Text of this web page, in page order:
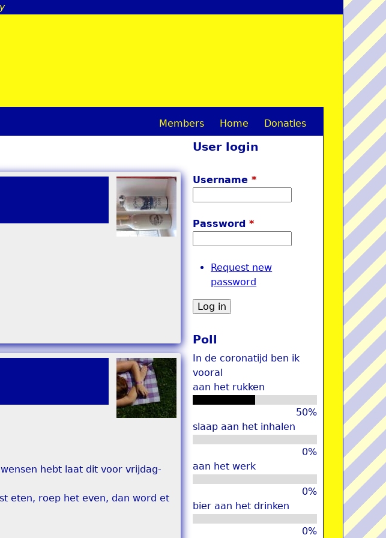
hebt laat dit voor vrijdag-
eten, roep het even, dan word et
M
i
n
m
Members Home Donaties
User login
Username*
Password*
Request new
password
Poll
In de coronatijd ben ik
vooral
aan het rukken
50%
slaap aan het inhalen
0%
aan het werk
0%
bier aan het drinken
0%